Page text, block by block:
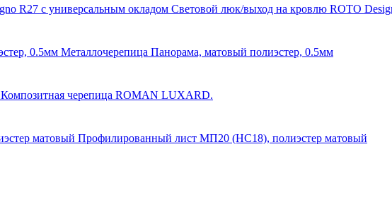
Световой люк/выход на кровлю ROTO
Металлочерепица Панорама, матовый полиэстер, 0.5мм
Композитная черепица ROMAN LUXARD.
Профилированный лист МП20 (НС18), полиэстер матовый